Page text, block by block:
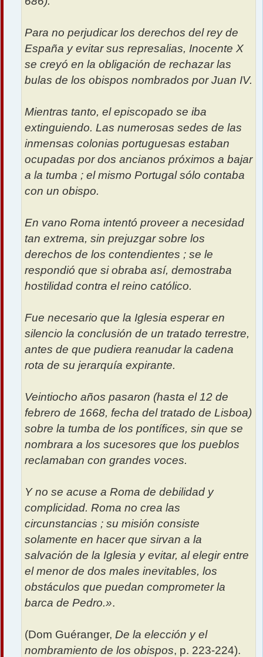
Para no perjudicar los derechos del rey de
España y evitar sus represalias, Inocente X
se creyó en la obligación de rechazar las
bulas de los obispos nombrados por Juan IV.
Mientras tanto, el episcopado se iba
extinguiendo. Las numerosas sedes de las
inmensas colonias portuguesas estaban
ocupadas por dos ancianos próximos a bajar
a la tumba ; el mismo Portugal sólo contaba
con un obispo.
En vano Roma intentó proveer a necesidad
tan extrema, sin prejuzgar sobre los
derechos de los contendientes ; se le
respondió que si obraba así, demostraba
hostilidad contra el reino católico.
Fue necesario que la Iglesia esperar en
silencio la conclusión de un tratado terrestre,
antes de que pudiera reanudar la cadena
rota de su jerarquía expirante.
Veintiocho años pasaron (hasta el 12 de
febrero de 1668, fecha del tratado de Lisboa)
sobre la tumba de los pontífices, sin que se
nombrara a los sucesores que los pueblos
reclamaban con grandes voces.
Y no se acuse a Roma de debilidad y
complicidad. Roma no crea las
circunstancias ; su misión consiste
solamente en hacer que sirvan a la
salvación de la Iglesia y evitar, al elegir entre
el menor de dos males inevitables, los
obstáculos que puedan comprometer la
barca de Pedro.».
(Dom Guéranger, De la elección y el
nombramiento de los obispos, p. 223-224).